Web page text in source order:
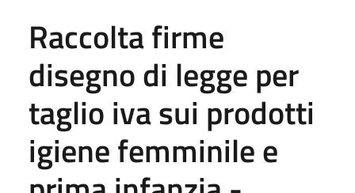
Raccolta firme
disegno di legge per
taglio iva sui prodotti
igiene femminile e